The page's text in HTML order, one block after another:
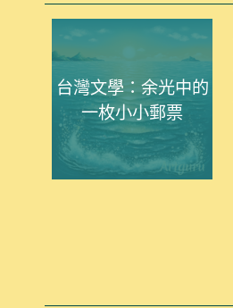
台灣文學：余光中的
一枚小小郵票